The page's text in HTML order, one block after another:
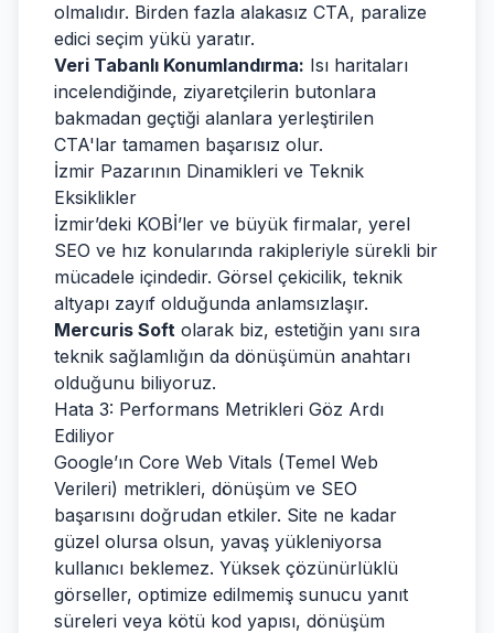
olmalıdır. Birden fazla alakasız CTA, paralize
edici seçim yükü yaratır.
Veri Tabanlı Konumlandırma: Isı haritaları
incelendiğinde, ziyaretçilerin butonlara
bakmadan geçtiği alanlara yerleştirilen
CTA'lar tamamen başarısız olur.
İzmir Pazarının Dinamikleri ve Teknik
Eksiklikler
İzmir’deki KOBİ’ler ve büyük firmalar, yerel
SEO ve hız konularında rakipleriyle sürekli bir
mücadele içindedir. Görsel çekicilik, teknik
altyapı zayıf olduğunda anlamsızlaşır.
Mercuris Soft olarak biz, estetiğin yanı sıra
teknik sağlamlığın da dönüşümün anahtarı
olduğunu biliyoruz.
Hata 3: Performans Metrikleri Göz Ardı
Ediliyor
Google’ın Core Web Vitals (Temel Web
Verileri) metrikleri, dönüşüm ve SEO
başarısını doğrudan etkiler. Site ne kadar
güzel olursa olsun, yavaş yükleniyorsa
kullanıcı beklemez. Yüksek çözünürlüklü
görseller, optimize edilmemiş sunucu yanıt
süreleri veya kötü kod yapısı, dönüşüm